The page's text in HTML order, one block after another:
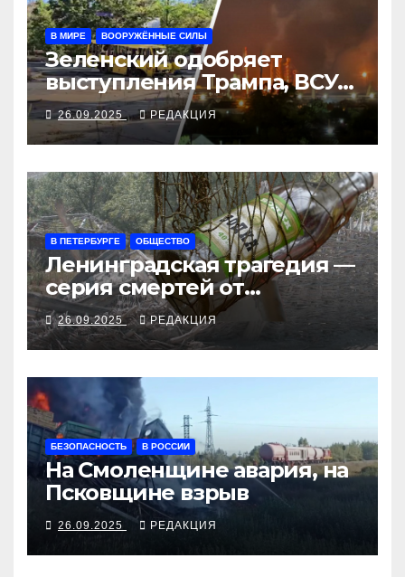
В МИРЕ ВООРУЖЁННЫЕ СИЛЫ
Зеленский одобряет
выступления Трампа, ВСУ
закрыли Добропольский
рубеж
26.09.2025 РЕДАКЦИЯ
В ПЕТЕРБУРГЕ ОБЩЕСТВО
Ленинградская трагедия —
серия смертей от
алкосуррогата
26.09.2025 РЕДАКЦИЯ
БЕЗОПАСНОСТЬ В РОССИИ
На Смоленщине авария, на
Псковщине взрыв
26.09.2025 РЕДАКЦИЯ